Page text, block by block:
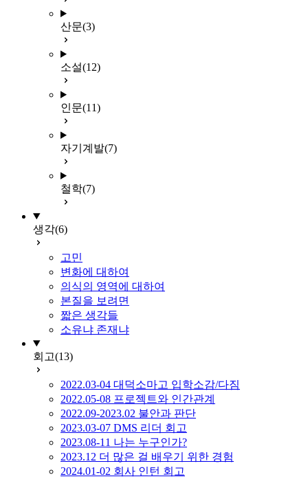
산문(3)
소설(12)
인문(11)
자기계발(7)
철학(7)
생각(6)
고민
변화에 대하여
의식의 영역에 대하여
본질을 보려면
짧은 생각들
소유냐 존재냐
회고(13)
2022.03-04 대덕소마고 입학소감/다짐
2022.05-08 프로젝트와 인간관계
2022.09-2023.02 불안과 판단
2023.03-07 DMS 리더 회고
2023.08-11 나는 누구인가?
2023.12 더 많은 걸 배우기 위한 경험
2024.01-02 회사 인턴 회고